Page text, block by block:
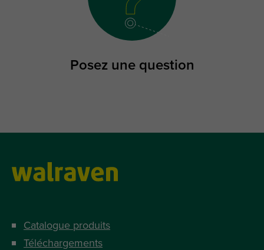
Posez une question
Catalogue produits
Téléchargements